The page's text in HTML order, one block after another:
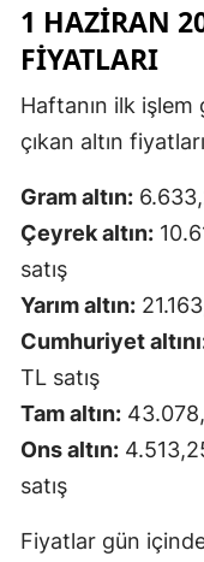
1 HAZIRAN
FIYATLARI
Haftanın ilk
çıkan altın
Gram altın:
Çeyrek altın:
satış
Yarım altın:
Cumhuriyet
TL satış
Tam altın:
Ons altın:
satış
Fiyatlar gün